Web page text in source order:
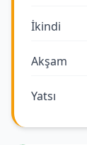
İkindi
Akşam
Yatsı